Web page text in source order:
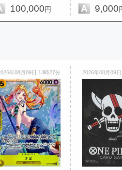
100,000円 A 9,000
年08月09日 13時27分 2026年08月09